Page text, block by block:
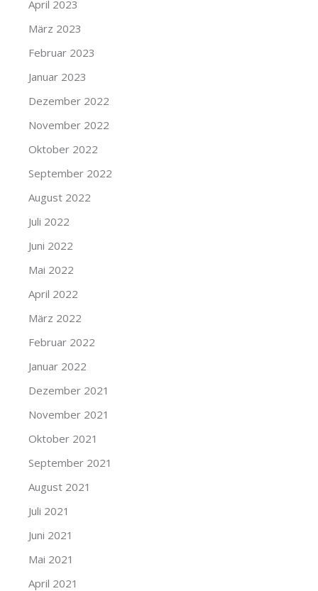
April 2023
März 2023
Februar 2023
Januar 2023
Dezember 2022
November 2022
Oktober 2022
September 2022
August 2022
Juli 2022
Juni 2022
Mai 2022
April 2022
März 2022
Februar 2022
Januar 2022
Dezember 2021
November 2021
Oktober 2021
September 2021
August 2021
Juli 2021
Juni 2021
Mai 2021
April 2021